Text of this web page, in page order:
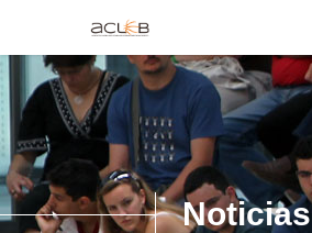
Noticias